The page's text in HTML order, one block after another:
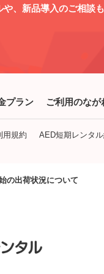
、新品導入のご相談
プラン ご利用のなが
用規約 AED短期レンタ
の出荷状況について